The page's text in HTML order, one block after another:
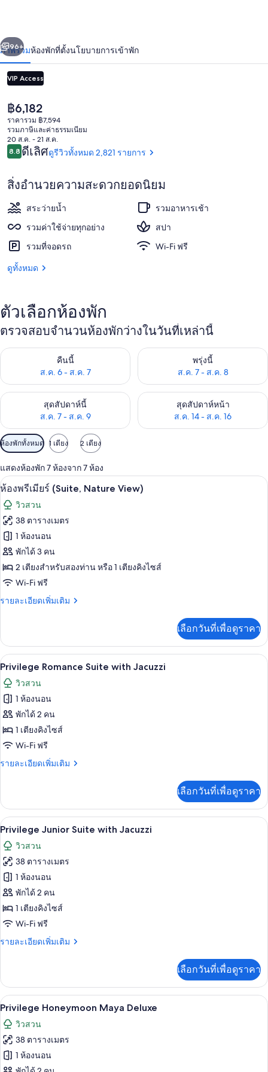
รอยัล
ผู้ใหญ่
เท่านั้น
รวม
ทุก
อย่าง
า
ถัดไป
96+
ภาพรวมห้องพักที่ตั้งนโยบายการเข้าพัก
VIP Access
ราคา
ปัจจุบัน
฿6,182
฿6,182
ราคารวม ฿7,594
รวมภาษีและค่าธรรมเนียม
20 ส.ค. - 21 ส.ค.
รีวิว
8.88.8 จาก 10
ดีเลิศดูรีวิวทั้งหมด 2,821 รายการ
สิ่งอำนวยความสะดวกยอดนิยม
สระว่ายน้ำ
รวมอาหารเช้า
รวมค่าใช้จ่ายทุกอย่าง
สปา
รวมที่จอดรถ
Wi-Fi ฟรี
ดูทั้งหมด
ตัวเลือกห้องพัก
ตรวจสอบจำนวนห้องพักว่างในวันที่เหล่านี้
คืนนี้
ส.ค. 6 - ส.ค. 7
ตรวจสอบจำนวนห้องพักว่างในคืนนี้ ส.ค. 6 - ส.ค. 7พรุ่งนี้
ส.ค. 7 - ส.ค. 8
ตรวจสอบจำนวนห้องพักว่างใน
สุดสัปดาห์นี้
ส.ค. 7 - ส.ค. 9
ตรวจสอบจำนวนห้องพักว่างในสุดสัปดาห์นี้ ส.ค. 7 - ส.ค. 9
สุดสัปดาห์หน้า
ส.ค. 14 - ส.ค. 16
ตรวจสอบจำนวนห้องพักว่างใน
ตัว
กรอง
ที่
มี
ให้
สำหรับ
ห้อง
พัก
ห้องพักทั้งหมด 1 เตียง 2 เตียง
แสดงห้องพัก 7 ห้องจาก 7 ห้อง
เปิด
ภาพถ่าย
ทั้งหมด
ของ
ห้อง
พรีเมียร์
(Suite,
Nature
ห้องพรีเมียร์ (Suite, Nature View) | วิว
4
ห้องพรีเมียร์ (Suite, Nature View)
วิวสวน
38 ตารางเมตร
1 ห้องนอน
พักได้ 3 คน
2 เตียงสำหรับสองท่าน หรือ 1 เตียงคิงไซส์
Wi-Fi ฟรี
รายละเอียดเพิ่มเติม
ราย
เกี่ยว
กับ
ห้อง
พรีเมียร์
(Suite,
Nature
View)
เลือกวันที่เพื่อดูราคา
เปิด
ภาพถ่าย
ทั้งหมด
ของ
Privilege
Romance
with
Privilege Romance Suite with
3
Privilege Romance Suite with Jacuzzi
วิวสวน
1 ห้องนอน
พักได้ 2 คน
1 เตียงคิงไซส์
Wi-Fi ฟรี
รายละเอียดเพิ่มเติม
ราย
เกี่ยว
กับ
Privilege
Romance
Suite
with
Jacuzzi
เลือกวันที่เพื่อดูราคา
เปิด
ภาพถ่าย
ทั้งหมด
ของ
Privilege
Junior
Suite
Jacuzzi
Privilege Junior Suite with Jacuzzi
5
Privilege Junior Suite with Jacuzzi
วิวสวน
38 ตารางเมตร
1 ห้องนอน
พักได้ 2 คน
1 เตียงคิงไซส์
Wi-Fi ฟรี
รายละเอียดเพิ่มเติม
ราย
เกี่ยว
กับ
Privilege
Junior
Suite
with
Jacuzzi
เลือกวันที่เพื่อดูราคา
เปิด
ภาพถ่าย
ทั้งหมด
ของ
Privilege Honeymoon Maya Deluxe |
5
Privilege Honeymoon Maya Deluxe
วิวสวน
38 ตารางเมตร
1 ห้องนอน